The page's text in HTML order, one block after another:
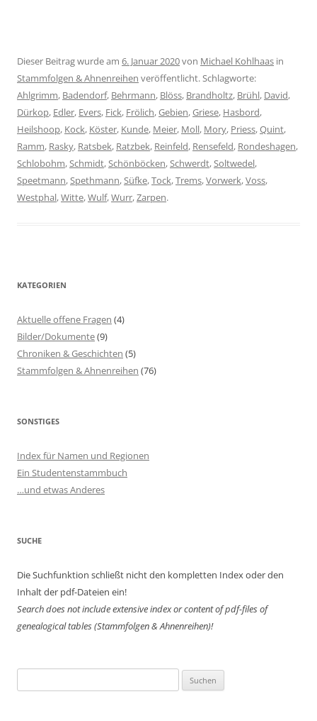
Dieser Beitrag wurde am 6. Januar 2020von Michael Kohlhaas in
Stammfolgen & Ahnenreihen veröffentlicht. Schlagworte:
Ahlgrimm, Badendorf, Behrmann, Blöss, Brandholtz, Brühl, David,
Dürkop, Edler, Evers, Fick, Frölich,Gebien,Griese, Hasbord,
Heilshoop, Kock, Köster, Kunde, Meier, Moll, Mory, Priess,Quint,
Ramm, Rasky, Ratsbek, Ratzbek, Reinfeld, Rensefeld, Rondeshagen,
Schlobohm,Schmidt,Schönböcken,Schwerdt,Soltwedel,
Speetmann,Spethmann,Süfke,Tock,Trems,Vorwerk,Voss,
Westphal,Witte,Wulf,Wurr,Zarpen.
KATEGORIEN
Aktuelle offene Fragen (4)
Bilder/Dokumente(9)
Chroniken & Geschichten (5)
Stammfolgen & Ahnenreihen (76)
SONSTIGES
Index für Namen und Regionen
Ein Studentenstammbuch
…und etwas Anderes
SUCHE
Die Suchfunktion schließt nicht den kompletten Index oder den
Inhalt der pdf-Dateien ein!
Search does not include extensive index or content ofpdf-files of
genealogical tables (Stammfolgen & Ahnenreihen)!
nach: